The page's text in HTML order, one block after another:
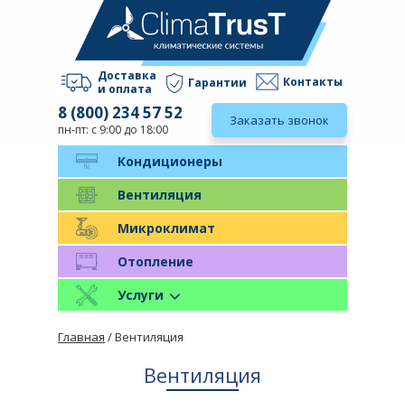
Доставка
и оплата
Гарантии Контакты
8 (800) 234 57 52
пн-пт: с 9:00 до 18:00
Заказать звонок
Кондиционеры
Вентиляция
Микроклимат
Отопление
Услуги
Главная / Вентиляция
Вентиляция